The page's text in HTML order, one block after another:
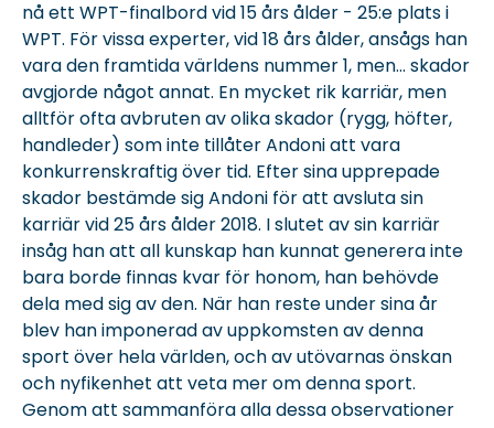
nå ett WPT-finalbord vid 15 års ålder - 25:e plats i
WPT. För vissa experter, vid 18 års ålder, ansågs han
vara den framtida världens nummer 1, men... skador
avgjorde något annat. En mycket rik karriär, men
alltför ofta avbruten av olika skador (rygg, höfter,
handleder) som inte tillåter Andoni att vara
konkurrenskraftig över tid. Efter sina upprepade
skador bestämde sig Andoni för att avsluta sin
karriär vid 25 års ålder 2018. I slutet av sin karriär
insåg han att all kunskap han kunnat generera inte
bara borde finnas kvar för honom, han behövde
dela med sig av den. När han reste under sina år
blev han imponerad av uppkomsten av denna
sport över hela världen, och av utövarnas önskan
och nyfikenhet att veta mer om denna sport.
Genom att sammanföra alla dessa observationer